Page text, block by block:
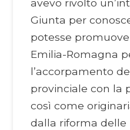
avevo rivolto
Giunta per
potesse
Emilia-Romagna
l’accorpamento
provinciale con la
così come
dalla riforma delle